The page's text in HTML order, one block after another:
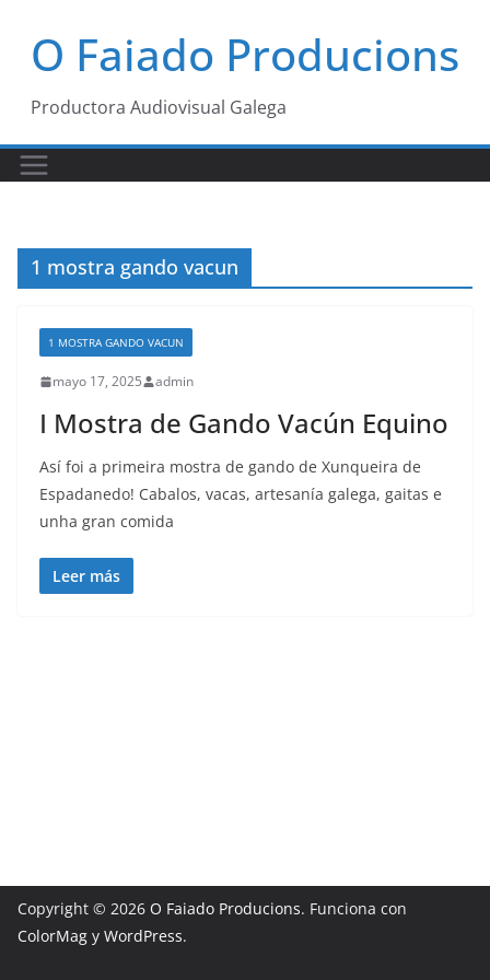
contenido
O Faiado Producions
Productora Audiovisual Galega
1 mostra gando vacun
1 MOSTRA GANDO VACUN
mayo 17, 2025 admin
I Mostra de Gando Vacún Equino
Así foi a primeira mostra de gando de Xunqueira de
Espadanedo! Cabalos, vacas, artesanía galega, gaitas e
unha gran comida
Leer más
Copyright © 2026 O Faiado Producions. Funciona con
ColorMag y WordPress.